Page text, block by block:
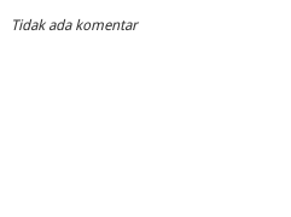
Tidak ada komentar